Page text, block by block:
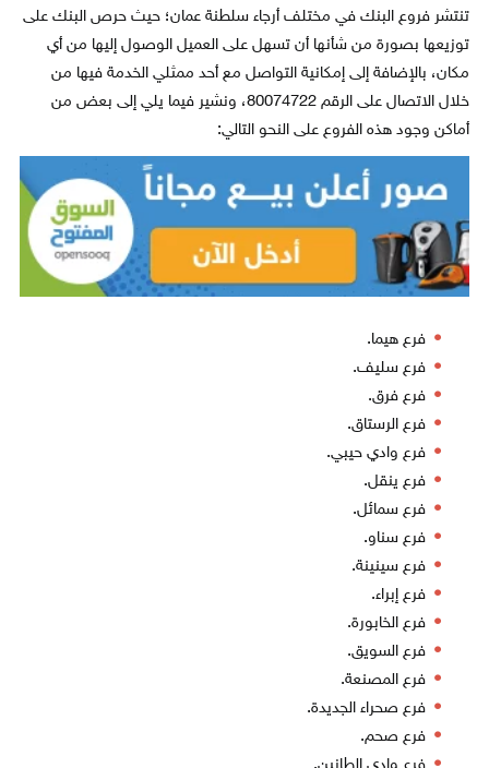
تنتشر فروع البنك في مختلف أرجاء سلطنة عمان؛ حيث حرص البنك على
توزيعها بصورة من شأنها أن تسهل على العميل الوصول إليها من أي
مكان، بالإضافة إلى إمكانية التواصل مع أحد ممثلي الخدمة فيها من
خلال الاتصال على الرقم 80074722، ونشير فيما يلي إلى بعض من
أماكن وجود هذه الفروع على النحو التالي:
فرع هيما.
فرع سليف.
فرع فرق.
فرع الرستاق.
فرع وادي حيبي.
فرع ينقل.
فرع سمائل.
فرع سناو.
فرع سينينة.
فرع إبراء.
فرع الخابورة.
فرع السويق.
فرع المصنعة.
فرع صحراء الجديدة.
فرع صحم.